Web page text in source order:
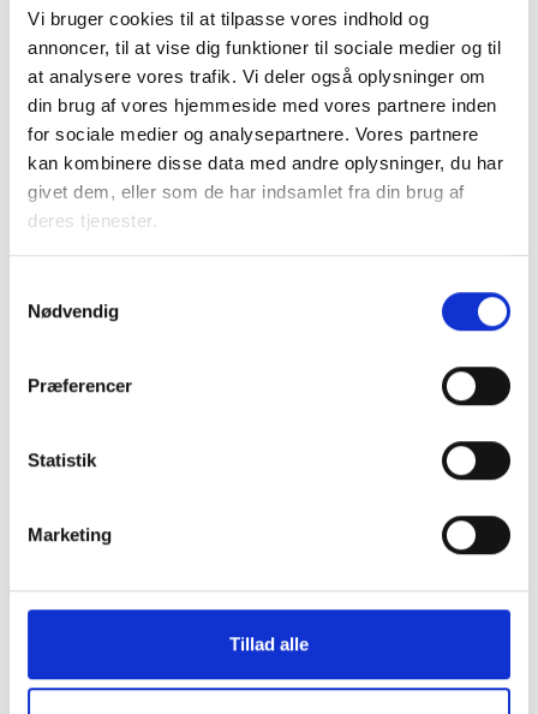
Vi bruger cookies til at tilpasse vores indhold og
annoncer, til at vise dig funktioner til sociale medier og til
at analysere vores trafik. Vi deler også oplysninger om
din brug af vores hjemmeside med vores partnere inden
for sociale medier og analysepartnere. Vores partnere
kan kombinere disse data med andre oplysninger, du har
givet dem, eller som de har indsamlet fra din brug af
deres tjenester.
Nødvendig
Præferencer
Statistik
Marketing
Tillad alle
2021
Den grønne boligorganisation
(december)
Effektiviseringsaftalen 2021-2026
(juni)
materialer fra ERFA-møder?
dig.